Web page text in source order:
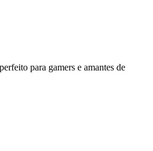
para gamers e amantes de